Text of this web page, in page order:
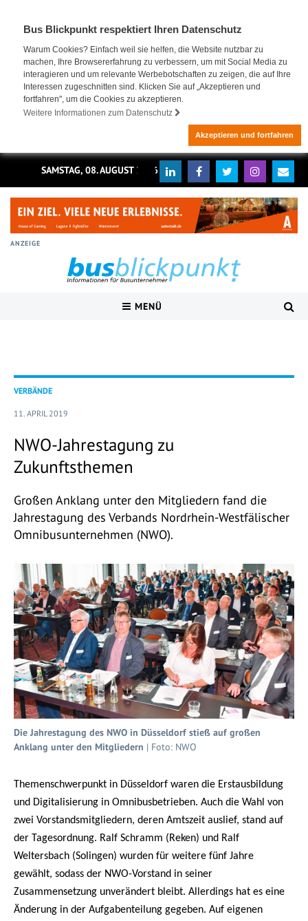
Bus Blickpunkt respektiert Ihren Datenschutz
Warum Cookies? Einfach weil sie helfen, die Website nutzbar zu
machen, Ihre Browsererfahrung zu verbessern, um mit Social Media zu
interagieren und um relevante Werbebotschaften zu zeigen, die auf Ihre
Interessen zugeschnitten sind. Klicken Sie auf „Akzeptieren und
fortfahren", um die Cookies zu akzeptieren.
Weitere Informationen zum Datenschutz
Akzeptieren und fortfahren
SAMSTAG, 08. AUGUST 2026
ANZEIGE
MENÜ
VERBÄNDE
11. APRIL 2019
NWO-Jahrestagung zu
Zukunftsthemen
Großen Anklang unter den Mitgliedern fand die
Jahrestagung des Verbands Nordrhein-Westfälischer
Omnibusunternehmen (NWO).
Die Jahrestagung des NWO in Düsseldorf stieß auf großen
Anklang unter den Mitgliedern | Foto: NWO
Themenschwerpunkt in Düsseldorf waren die Erstausbildung
und Digitalisierung in Omnibusbetrieben. Auch die Wahl von
zwei Vorstandsmitgliedern, deren Amtszeit auslief, stand auf
der Tagesordnung. Ralf Schramm (Reken) und Ralf
Weltersbach (Solingen) wurden für weitere fünf Jahre
gewählt, sodass der NWO-Vorstand in seiner
Zusammensetzung unverändert bleibt. Allerdings hat es eine
Änderung in der Aufgabenteilung gegeben. Auf eigenen